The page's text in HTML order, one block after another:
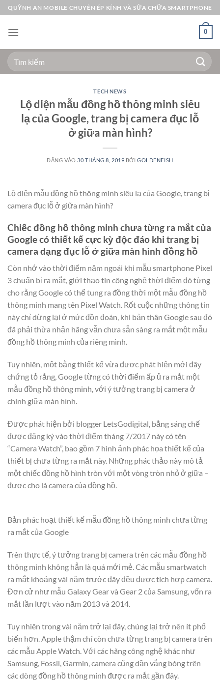
Bỏ
qua
nội
QUỲNH AN MOBILE CHUYÊN ÉP KÍNH VÀ SỬA CHỮA SMARTPHONE
0
Tìm
kiếm:
TECH NEWS
Lộ diện mẫu đồng hồ thông minh siêu
lạ của Google, trang bị camera đục lỗ
ở giữa màn hình?
ĐĂNG VÀO30 THÁNG 8, 2019 BỞIGOLDENFISH
Lộ diện mẫu đồng hồ thông minh siêu lạ của Google, trang bị
camera đục lỗ ở giữa màn hình?
Chiếc đồng hồ thông minh chưa từng ra mắt của
Google có thiết kế cực kỳ độc đáo khi trang bị
camera dạng đục lỗ ở giữa màn hình đồng hồ
Còn nhớ vào thời điểm năm ngoái khi mẫu smartphone Pixel
3 chuẩn bị ra mắt, giới thạo tin công nghệ thời điểm đó từng
cho rằng Google có thể tung ra đồng thời một mẫu đồng hồ
thông minh mang tên Pixel Watch. Rốt cuộc những thông tin
này chỉ dừng lại ở mức đồn đoán, khi bản thân Google sau đó
đã phải thừa nhận hãng vẫn chưa sẵn sàng ra mắt một mẫu
đồng hồ thông minh của riêng mình.
Tuy nhiên, một bằng thiết kế vừa được phát hiện mới đây
chứng tỏ rằng, Google từng có thời điểm ấp ủ ra mắt một
mẫu đồng hồ thông minh, với ý tưởng trang bị camera ở
chính giữa màn hình.
Được phát hiện bởi blogger LetsGodigital, bằng sáng chế
được đăng ký vào thời điểm tháng 7/2017 này có tên
“Camera Watch”, bao gồm 7 hình ảnh phác họa thiết kế của
thiết bị chưa từng ra mắt này. Những phác thảo này mô tả
một chiếc đồng hồ hình tròn với một vòng tròn nhỏ ở giữa –
được cho là camera của đồng hồ.
Bản phác hoạt thiết kế mẫu đồng hồ thông minh chưa từng
ra mắt của Google
Trên thực tế, ý tưởng trang bị camera trên các mẫu đồng hồ
thông minh không hẳn là quá mới mẻ. Các mẫu smartwatch
ra mắt khoảng vài năm trước đây đều được tích hợp camera.
Đơn cử như mẫu Galaxy Gear và Gear 2 của Samsung, vốn ra
mắt lần lượt vào năm 2013 và 2014.
Tuy nhiên trong vài năm trở lại đây, chúng lại trở nên ít phổ
biến hơn. Apple thậm chí còn chưa từng trang bị camera trên
các mẫu Apple Watch. Với các hãng công nghệ khác như
Samsung, Fossil, Garmin, camera cũng dần vắng bóng trên
các dòng đồng hồ thông minh được ra mắt gần đây.